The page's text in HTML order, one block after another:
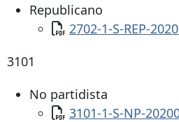
Republicano
Documento
2702-1-S-REP-
3101
No partidista
Documento
3101-1-S-NP-